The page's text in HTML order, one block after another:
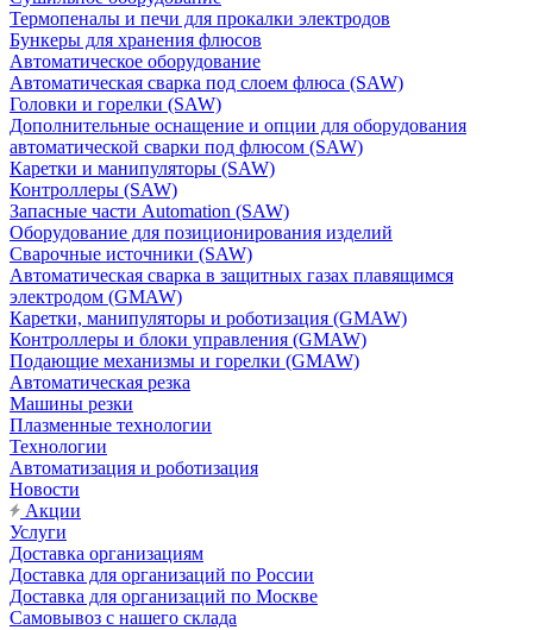
Термопеналы и печи для прокалки электродов
Бункеры для хранения флюсов
Автоматическое оборудование
Автоматическая сварка под слоем флюса (SAW)
Головки и горелки (SAW)
Дополнительные оснащение и опции для оборудования
автоматической сварки под флюсом (SAW)
Каретки и манипуляторы (SAW)
Контроллеры (SAW)
Запасные части Automation (SAW)
Оборудование для позиционирования изделий
Сварочные источники (SAW)
Автоматическая сварка в защитных газах плавящимся
электродом (GMAW)
Каретки, манипуляторы и роботизация (GMAW)
Контроллеры и блоки управления (GMAW)
Подающие механизмы и горелки (GMAW)
Автоматическая резка
Машины резки
Плазменные технологии
Технологии
Автоматизация и роботизация
Новости
Акции
Услуги
Доставка организациям
Доставка для организаций по России
Доставка для организаций по Москве
Самовывоз с нашего склада